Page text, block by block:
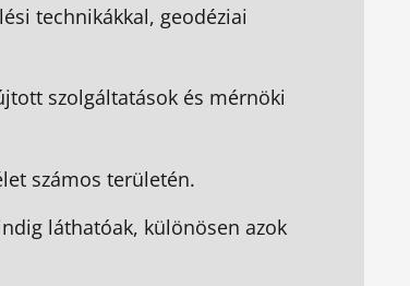
technikákkal, geodéziai
szolgáltatások és mérnöki
számos területén.
láthatóak, különösen azok